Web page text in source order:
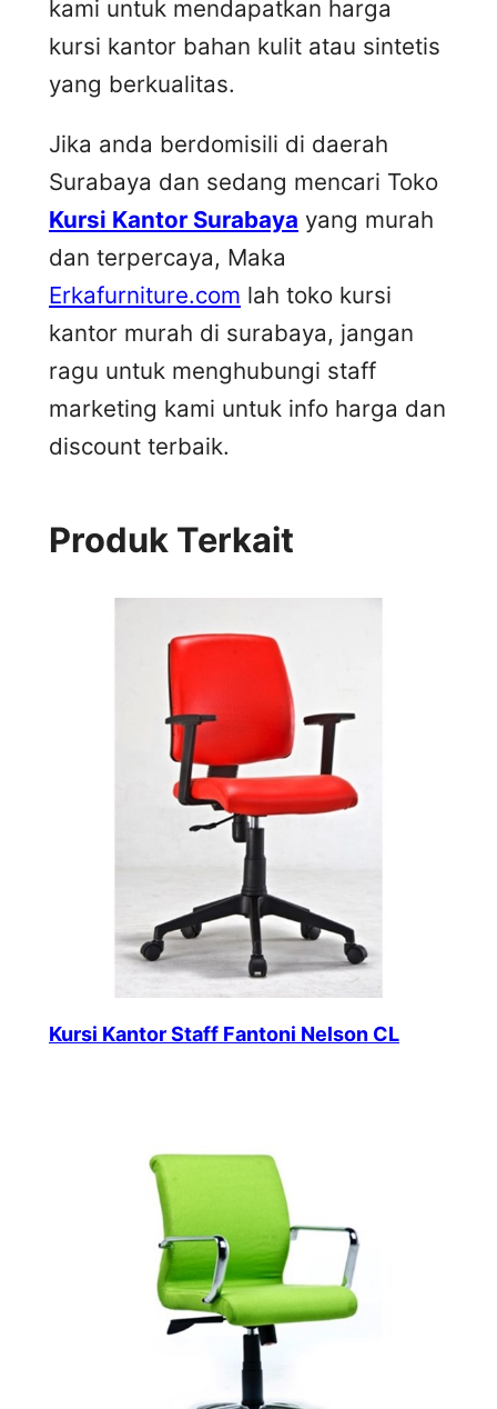
kami untuk mendapatkan harga
kursi kantor bahan kulit atau sintetis
yang berkualitas.
Jika anda berdomisili di daerah
Surabaya dan sedang mencari Toko
Kursi Kantor Surabaya yang murah
dan terpercaya, Maka
Erkafurniture.com lah toko kursi
kantor murah di surabaya, jangan
ragu untuk menghubungi staff
marketing kami untuk info harga dan
discount terbaik.
Produk Terkait
Kursi Kantor Staff Fantoni Nelson CL